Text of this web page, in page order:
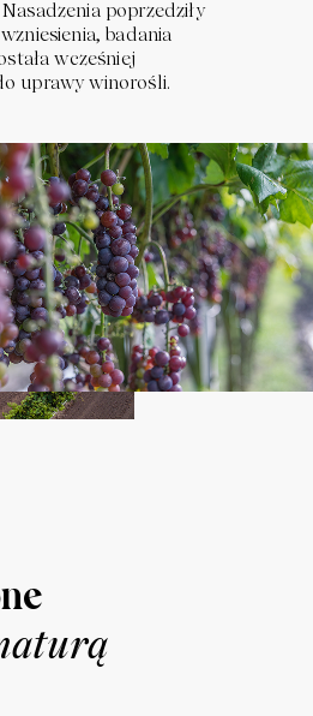
poprzedziły
badania
wcześniej
uprawy winorośli.